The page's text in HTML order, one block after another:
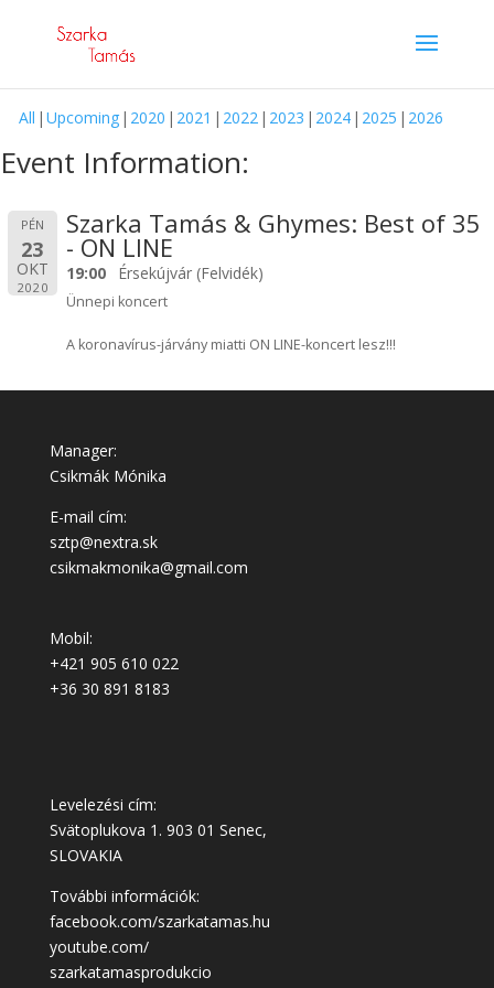
All Upcoming 2020 2021 2022 2023 2024 2025 2026
Event Information:
PÉN
23
OKT
2020
Szarka Tamás & Ghymes: Best of 35
- ON LINE
19:00 Érsekújvár (Felvidék)
Ünnepi koncert
A koronavírus-járvány miatti ON LINE-koncert lesz!!!
Manager:
Csikmák Mónika
E-mail cím:
sztp@nextra.sk
csikmakmonika@gmail.com
Mobil:
+421 905 610 022
+36 30 891 8183
Levelezési cím:
Svätoplukova 1. 903 01 Senec,
SLOVAKIA
További információk:
facebook.com/szarkatamas.hu
youtube.com/
szarkatamasprodukcio